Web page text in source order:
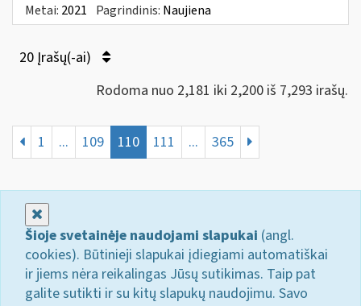
Metai: 2021 Pagrindinis: Naujiena
20 Įrašų(-ai)
Rodoma nuo 2,181 iki 2,200 iš 7,293 irašų.
1 ... 109 110 111 ... 365
Šioje svetainėje naudojami slapukai (angl.
cookies). Būtinieji slapukai įdiegiami automatiškai
ir jiems nėra reikalingas Jūsų sutikimas. Taip pat
galite sutikti ir su kitų slapukų naudojimu. Savo